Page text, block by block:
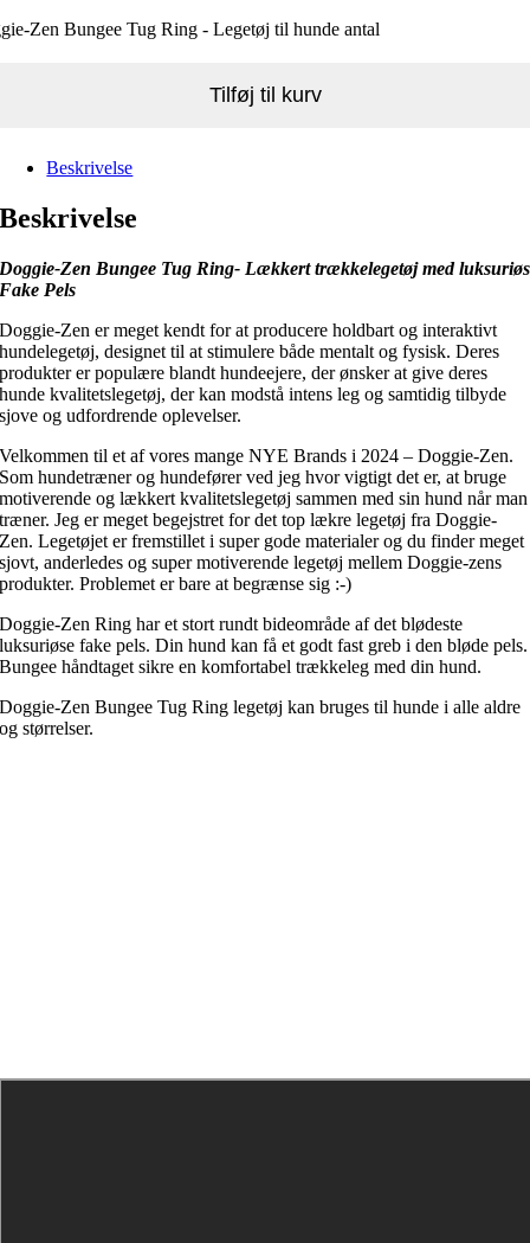
Zen Bungee Tug Ring - Legetøj til hunde antal
Tilføj til kurv
Beskrivelse
Beskrivelse
Doggie-Zen Bungee Tug Ring- Lækkert trækkelegetøj med luksuriøs
Fake Pels
Doggie-Zen er meget kendt for at producere holdbart og interaktivt
hundelegetøj, designet til at stimulere både mentalt og fysisk. Deres
produkter er populære blandt hundeejere, der ønsker at give deres
hunde kvalitetslegetøj, der kan modstå intens leg og samtidig tilbyde
sjove og udfordrende oplevelser.
Velkommen til et af vores mange NYE Brands i 2024 – Doggie-Zen.
Som hundetræner og hundefører ved jeg hvor vigtigt det er, at bruge
motiverende og lækkert kvalitetslegetøj sammen med sin hund når man
træner. Jeg er meget begejstret for det top lækre legetøj fra Doggie-
Zen. Legetøjet er fremstillet i super gode materialer og du finder meget
sjovt, anderledes og super motiverende legetøj mellem Doggie-zens
produkter. Problemet er bare at begrænse sig :-)
Doggie-Zen Ring har et stort rundt bideområde af det blødeste
luksuriøse fake pels. Din hund kan få et godt fast greb i den bløde pels.
Bungee håndtaget sikre en komfortabel trækkeleg med din hund.
Doggie-Zen Bungee Tug Ring legetøj kan bruges til hunde i alle aldre
og størrelser.